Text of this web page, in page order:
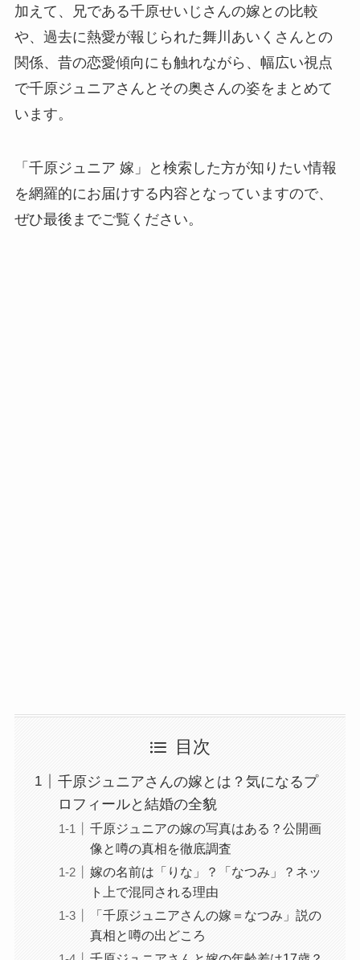
加えて、兄である千原せいじさんの嫁との比較
や、過去に熱愛が報じられた舞川あいくさんとの
関係、昔の恋愛傾向にも触れながら、幅広い視点
で千原ジュニアさんとその奥さんの姿をまとめて
います。
「千原ジュニア 嫁」と検索した方が知りたい情報
を網羅的にお届けする内容となっていますので、
ぜひ最後までご覧ください。
目次
千原ジュニアさんの嫁とは？気になるプ
ロフィールと結婚の全貌
千原ジュニアの嫁の写真はある？公開画
像と噂の真相を徹底調査
嫁の名前は「りな」？「なつみ」？ネッ
ト上で混同される理由
「千原ジュニアさんの嫁＝なつみ」説の
真相と噂の出どころ